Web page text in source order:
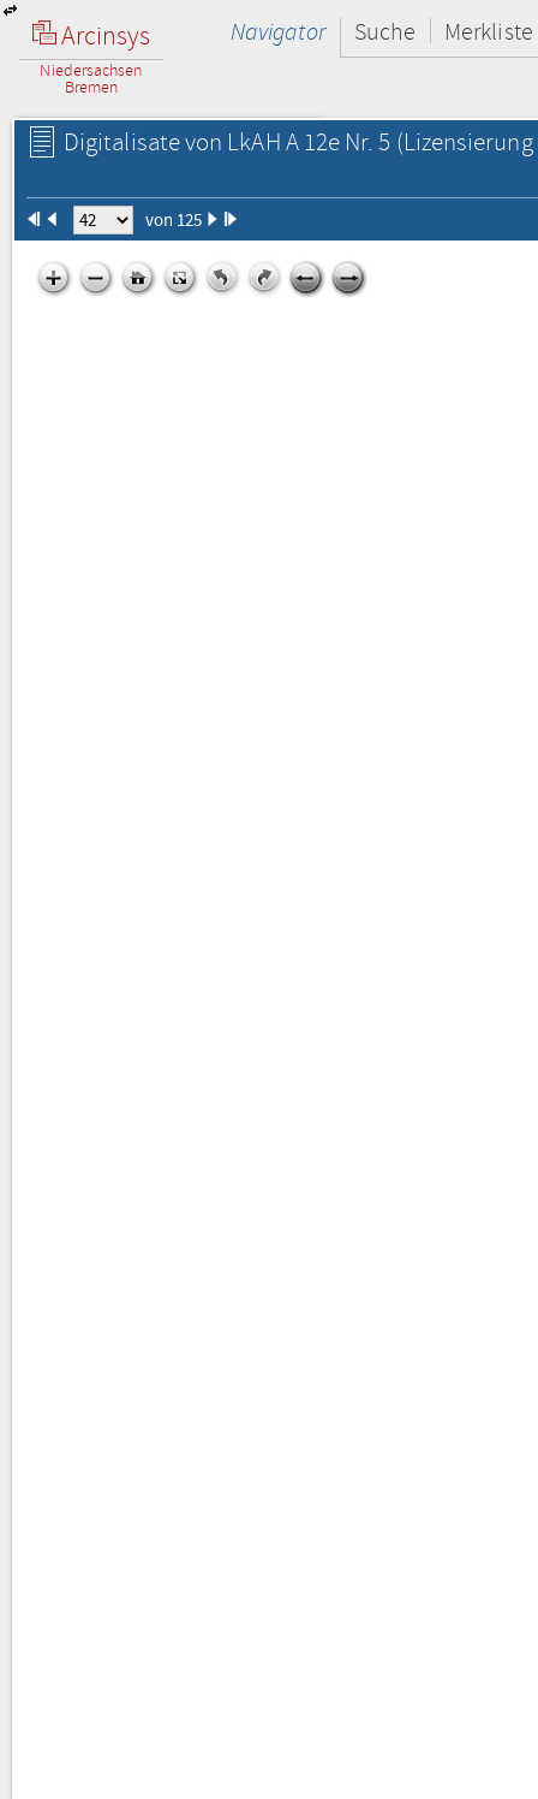
Arcinsys
Niedersachsen
Bremen
Navigator Suche Merkliste
Digitalisate von LkAH A 12e Nr. 5
von 125